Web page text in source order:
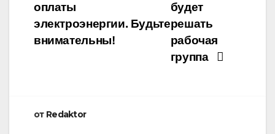
будет
решать
рабочая
группа
оплаты
электроэнергии. Будьте
внимательны!
от Redaktor